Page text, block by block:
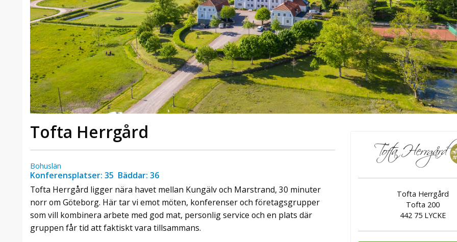
Tofta Herrgård
Bohuslän
Konferensplatser: 35 Bäddar: 36
Tofta Herrgård ligger nära havet mellan Kungälv och Marstrand, 30 minuter
norr om Göteborg. Här tar vi emot möten, konferenser och företagsgrupper
som vill kombinera arbete med god mat, personlig service och en plats där
gruppen får tid att faktiskt vara tillsammans.
Tofta Herrgård
Tofta 200
442 75 LYCKE